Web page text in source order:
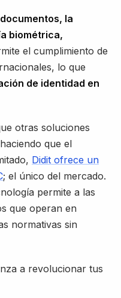
la
biométrica,
el cumplimiento de
lo que
de identidad en
otras soluciones
que el
Didit ofrece un
; el único del mercado.
permite a las
que operan en
normativas sin
a revolucionar tus